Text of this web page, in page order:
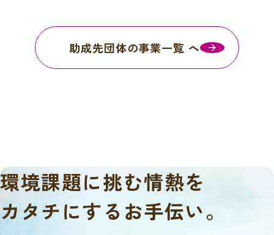
助成先団体の事業一覧 へ
環境課題に挑む情熱を
カタチにするお手伝い。